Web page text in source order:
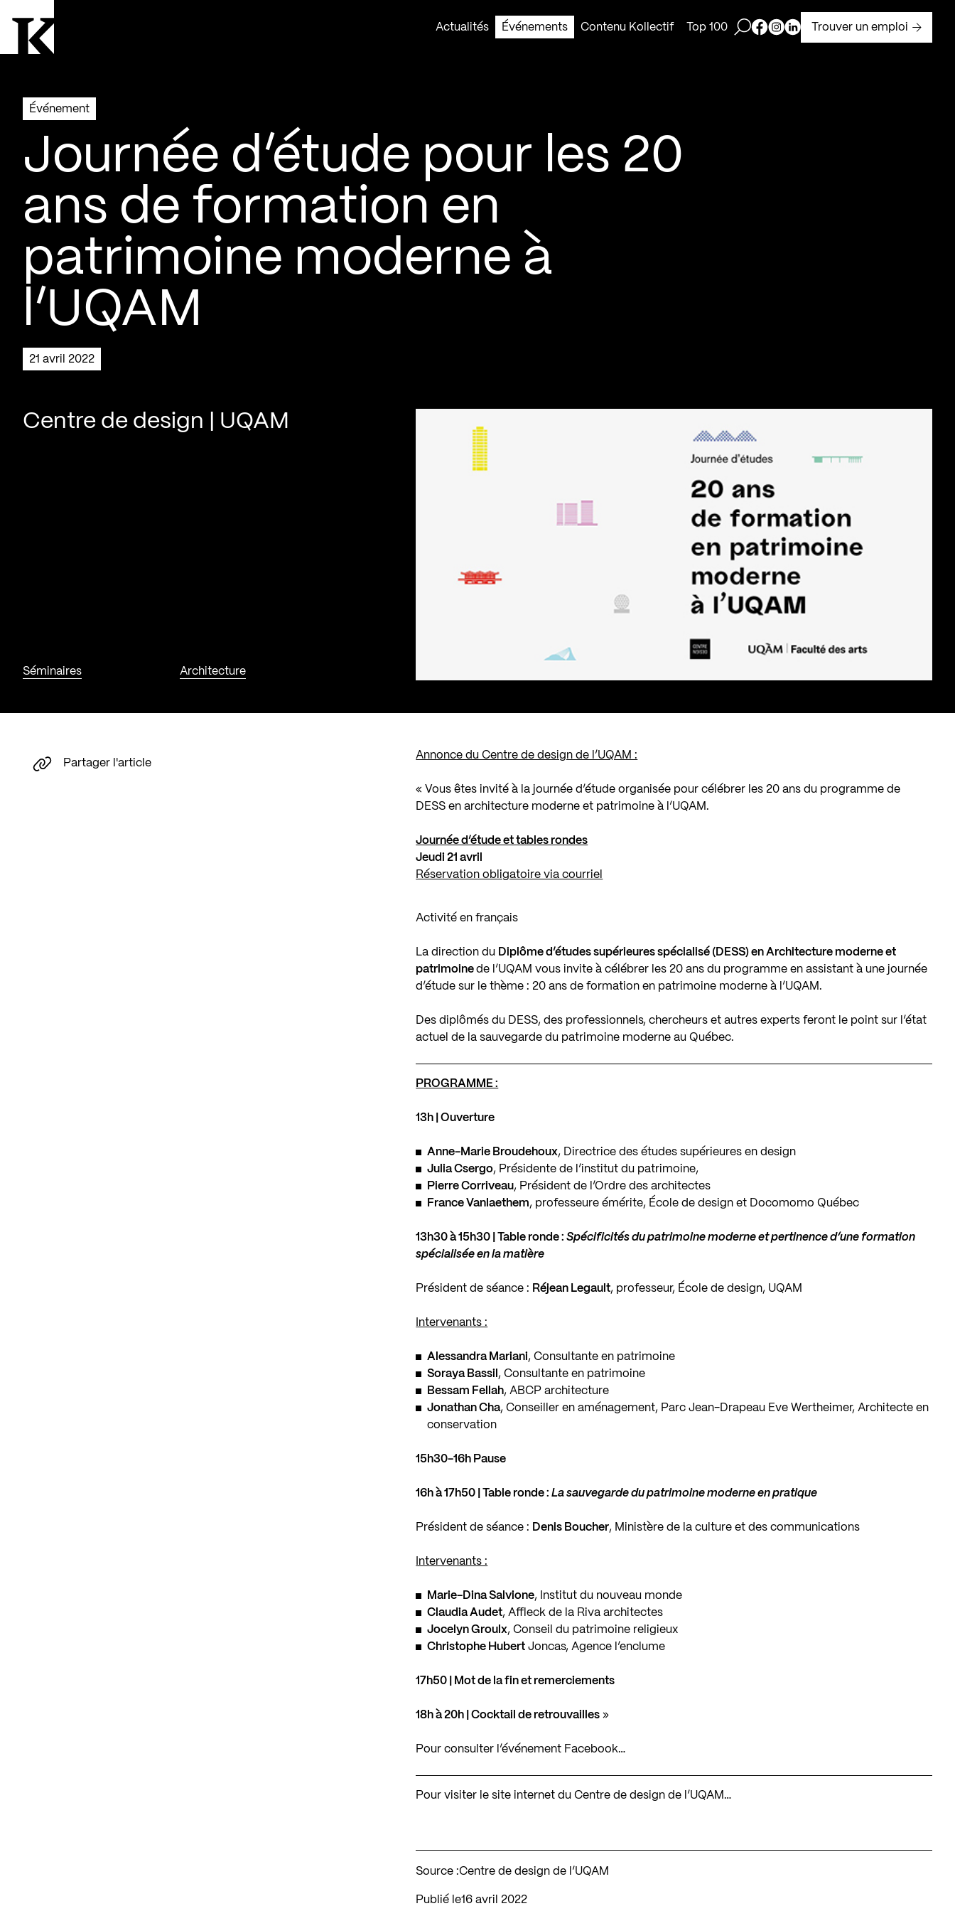
Actualités
Événements Contenu Kollectif Top 100 Ouvrir la barre de recherche
Page Facebook de Kollectif
Page Instagram de Kollectif
Page Linkedin de Kollectif
Trouver un emploi
Événement
Journée d’étude pour les 20
ans de formation en
patrimoine moderne à
l’UQAM
21 avril 2022
Centre de design | UQAM
Séminaires Architecture
Annonce du Centre de design de l’UQAM :
« Vous êtes invité à la journée d’étude organisée pour célébrer les 20 ans du programme de
DESS en architecture moderne et patrimoine à l’UQAM .
Journée d’étude et tables rondes
Jeudi 21 avril
Réservation obligatoire via courriel
Activité en français
La direction du Diplôme d’études supérieures spécialisé (DESS) en Architecture moderne et
patrimoinede l’UQAM vous invite à célébrer les 20 ans du programme en assistant à une journée
d’étude sur le thème : 20 ans de formation en patrimoine moderne à l’UQAM.
Des diplômés du DESS, des professionnels, chercheurs et autres experts feront le point sur l’état
actuel de la sauvegarde du patrimoine moderne au Québec.
PROGRAMME :
13h | Ouverture
Anne-Marie Broudehoux, Directrice des études supérieures en design
Julia Csergo, Présidente de l’institut du patrimoine,
Pierre Corriveau, Président de l’Ordre des architectes
France Vanlaethem, professeure émérite, École de design et Docomomo Québec
13h30 à 15h30 | Table ronde :Spécificités du patrimoine moderne et pertinence d’une formation
spécialisée en la matière
Président de séance : Réjean Legault, professeur, École de design, UQAM
Intervenants :
Alessandra Mariani, Consultante en patrimoine
Soraya Bassil , Consultante en patrimoine
Bessam Fellah, ABCP architecture
Jonathan Cha, Conseiller en aménagement, Parc Jean-Drapeau Eve Wertheimer, Architecte en
conservation
15h30-16h Pause
16h à 17h50 | Table ronde :La sauvegarde du patrimoine moderne en pratique
Président de séance : Denis Boucher, Ministère de la culture et des communications
Intervenants :
Marie-Dina Salvione, Institut du nouveau monde
Claudia Audet, Affleck de la Riva architectes
Jocelyn Groulx, Conseil du patrimoine religieux
Christophe Hubert Joncas, Agence l’enclume
17h50 | Mot de la fin et remerciements
18h à 20h | Cocktail de retrouvailles »
Pour consulter l’événement Facebook…
Pour visiter le site internet du Centre de design de l’UQAM…
Source :Centre de design de l’UQAM
Publié le 16 avril 2022
Partager l'article